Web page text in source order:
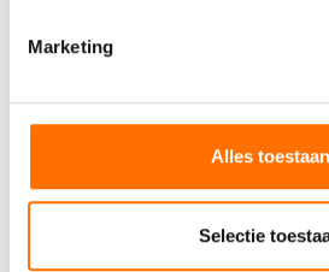
Marketing
Alles toestaan
Selectie
Warum ein elektrisches Faltrad
Verkaufsstellen
Lehrvideos